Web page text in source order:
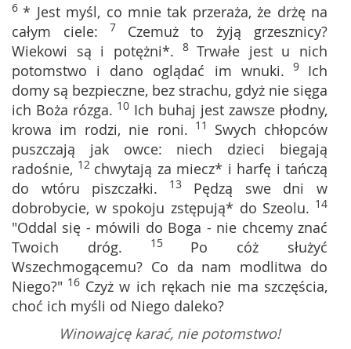
6* Jest myśl, co mnie tak przeraża, że drżę na
całym ciele: 7 Czemuż to żyją grzesznicy?
Wiekowi są i potężni*. 8Trwałe jest u nich
potomstwo i dano oglądać im wnuki. 9 Ich
domy są bezpieczne, bez strachu, gdyż nie sięga
ich Boża rózga. 10 Ich buhaj jest zawsze płodny,
krowa im rodzi, nie roni. 11 Swych chłopców
puszczają jak owce: niech dzieci biegają
radośnie, 12 chwytają za miecz* i harfę i tańczą
do wtóru piszczałki. 13 Pędzą swe dni w
dobrobycie, w spokoju zstępują* do Szeolu. 14
"Oddal się - mówili do Boga - nie chcemy znać
Twoich dróg. 15 Po cóż służyć
Wszechmogącemu? Co da nam modlitwa do
Niego?" 16 Czyż w ich rękach nie ma szczęścia,
choć ich myśli od Niego daleko?
Winowajcę karać, nie potomstwo!